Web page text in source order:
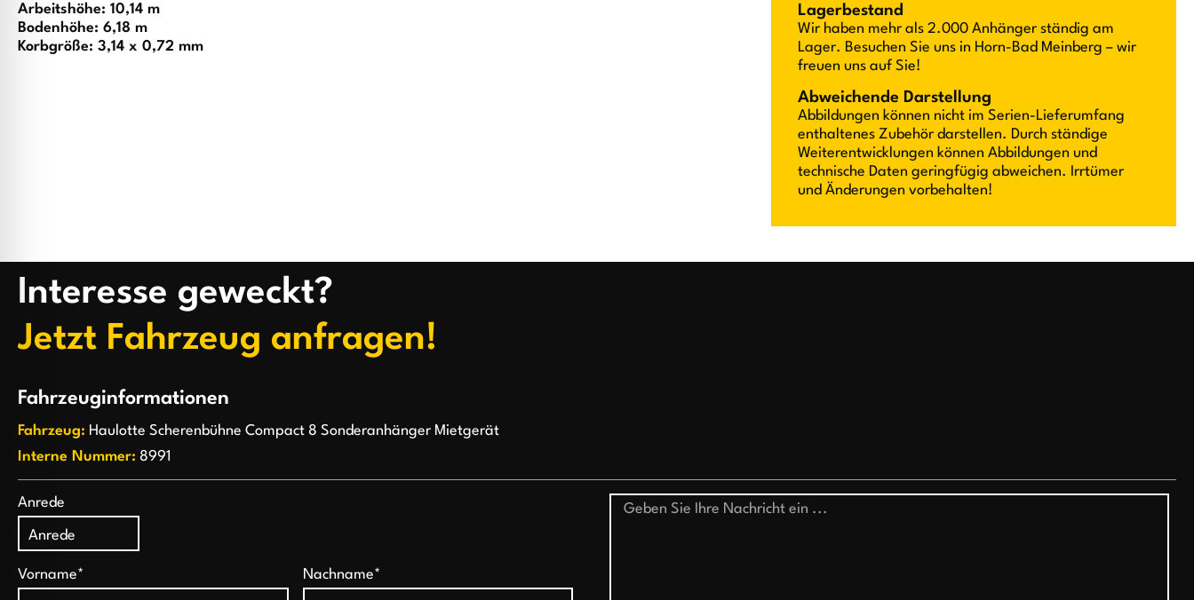
Arbeitshöhe: 10,14 m
Bodenhöhe: 6,18 m
Korbgröße: 3,14 x 0,72 mm
Lagerbestand
Wir haben mehr als 2.000 Anhänger ständig am
Lager. Besuchen Sie uns in Horn-Bad Meinberg – wir
freuen uns auf Sie!
Abweichende Darstellung
Abbildungen können nicht im Serien-Lieferumfang
enthaltenes Zubehör darstellen. Durch ständige
Weiterentwicklungen können Abbildungen und
technische Daten geringfügig abweichen. Irrtümer
und Änderungen vorbehalten!
Interesse geweckt?
Jetzt Fahrzeug anfragen!
Fahrzeuginformationen
Fahrzeug: Haulotte Scherenbühne Compact 8 Sonderanhänger Mietgerät
Interne Nummer: 8991
Anrede
Vorname* Nachname*